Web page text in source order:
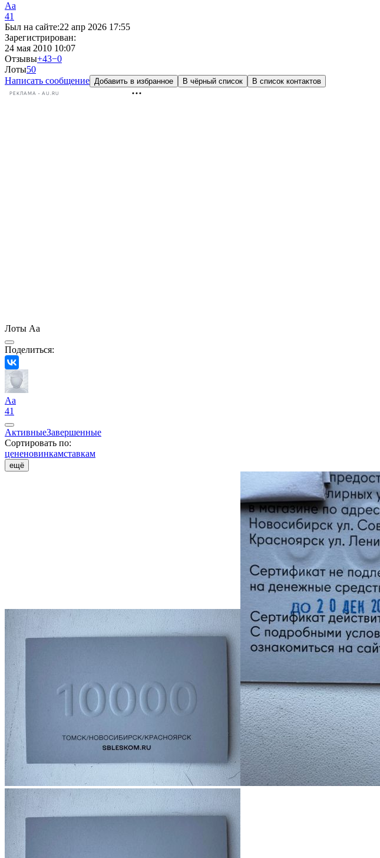
Aa
41
Был на сайте:22 апр 2026 17:55
Зарегистрирован:
24 мая 2010 10:07
Отзывы+43−0
Лоты50
Написать сообщение Добавить в избранное В чёрный список В список контактов
РЕКЛАМА • AU.RU
Лоты Aa
Поделиться:
Aa
41
АктивныеЗавершенные
Сортировать по:
цененовинкамставкам
ещё